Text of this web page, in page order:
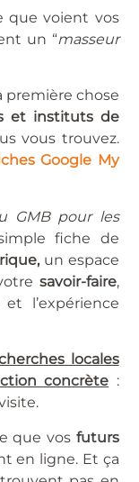
que voient vos
un “masseur
première chose
et instituts de
vous trouvez.
Google My
GMB pour les
fiche de
un espace
savoir-faire,
l’expérience
locales
concrète :
que vos futurs
en ligne. Et ça